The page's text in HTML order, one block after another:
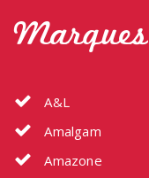
Marques
A&L
Amalgam
Amazone